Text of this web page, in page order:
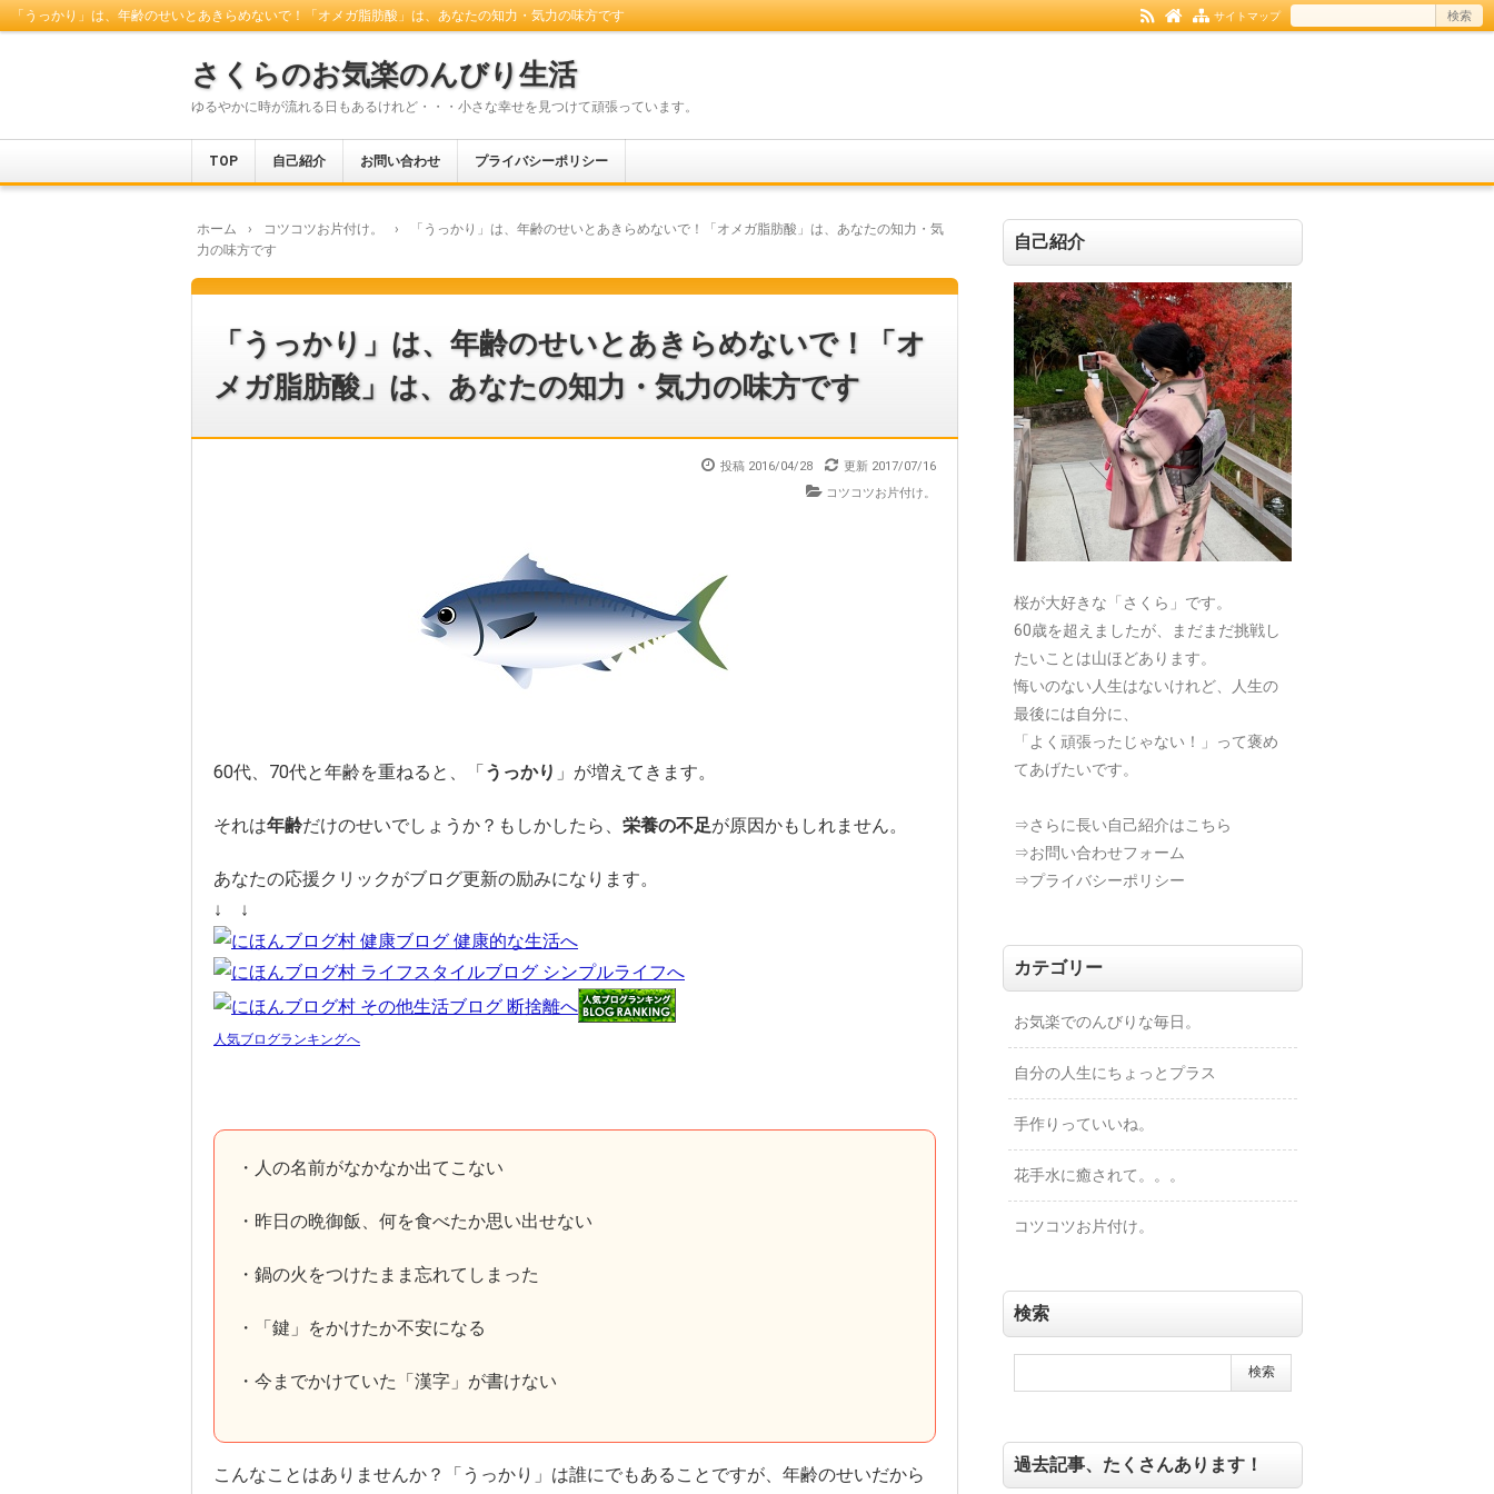
「うっかり」は、年齢のせいとあきらめないで！「オメガ脂肪酸」は、あなたの知力・気力の味方です サイトマップ
さくらのお気楽のんびり生活
ゆるやかに時が流れる日もあるけれど・・・小さな幸せを見つけて頑張っています。
TOP 自己紹介 お問い合わせ プライバシーポリシー
ホーム › コツコツお片付け。 ›
「うっかり」は、年齢のせいとあきらめないで！「オメガ脂肪酸」は、あなたの知力・気
力の味方です
「うっかり」は、年齢のせいとあきらめないで！「オ
メガ脂肪酸」は、あなたの知力・気力の味方です
投稿 2016/04/28 更新 2017/07/16
コツコツお片付け。
60代、70代と年齢を重ねると、「うっかり 」が増えてきます。
それは年齢だけのせいでしょうか？もしかしたら、 栄養の不足が原因かもしれません。
あなたの応援クリックがブログ更新の励みになります。
↓ ↓
人気ブログランキングへ
・人の名前がなかなか出てこない
・昨日の晩御飯、何を食べたか思い出せない
・鍋の火をつけたまま忘れてしまった
・「鍵」をかけたか不安になる
・今までかけていた「漢字」が書けない
こんなことはありませんか？「うっかり」は誰にでもあることですが、年齢のせいだから
自己紹介
桜が大好きな「さくら」です。
60歳を超えましたが、まだまだ挑戦し
たいことは山ほどあります。
悔いのない人生はないけれど、人生の
最後には自分に、
「よく頑張ったじゃない！」って褒め
てあげたいです。
⇒さらに長い自己紹介はこちら
⇒お問い合わせフォーム
⇒プライバシーポリシー
カテゴリー
お気楽でのんびりな毎日。
自分の人生にちょっとプラス
手作りっていいね。
花手水に癒されて。。。
コツコツお片付け。
検索
過去記事、たくさんあります！